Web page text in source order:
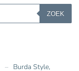
ZOEK
Burda Style,